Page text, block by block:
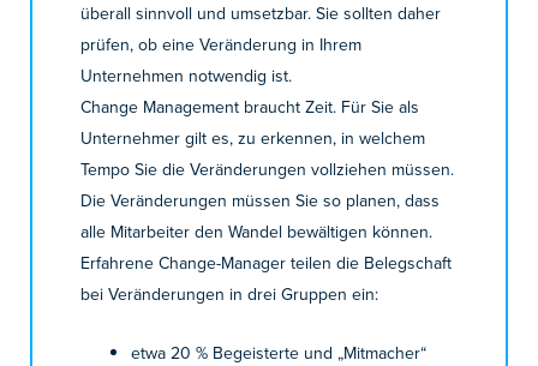
überall sinnvoll und umsetzbar. Sie sollten daher
prüfen, ob eine Veränderung in Ihrem
Unternehmen notwendig ist.
Change Management braucht Zeit. Für Sie als
Unternehmer gilt es, zu erkennen, in welchem
Tempo Sie die Veränderungen vollziehen müssen.
Die Veränderungen müssen Sie so planen, dass
alle Mitarbeiter den Wandel bewältigen können.
Erfahrene Change-Manager teilen die Belegschaft
bei Veränderungen in drei Gruppen ein:
etwa 20 % Begeisterte und „Mitmacher“